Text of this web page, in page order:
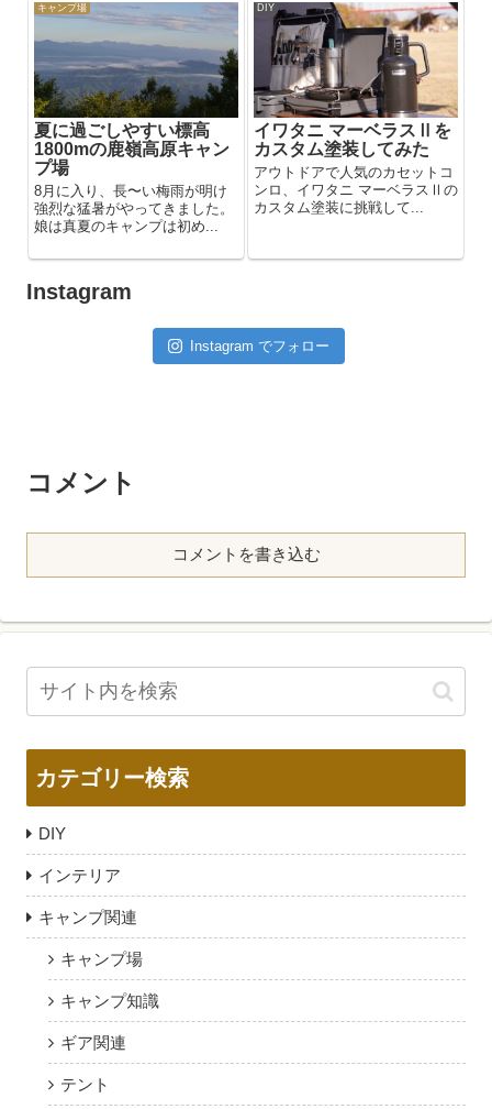
キャンプ場
夏に過ごしやすい標高
1800mの鹿嶺高原キャン
プ場
8月に入り、長〜い梅雨が明け
強烈な猛暑がやってきました。
娘は真夏のキャンプは初め...
DIY
イワタニ マーベラスⅡを
カスタム塗装してみた
アウトドアで人気のカセットコ
ンロ、イワタニ マーベラスⅡの
カスタム塗装に挑戦して...
Instagram
Instagram でフォロー
コメント
コメントを書き込む
カテゴリー検索
DIY
インテリア
キャンプ関連
キャンプ場
キャンプ知識
ギア関連
テント